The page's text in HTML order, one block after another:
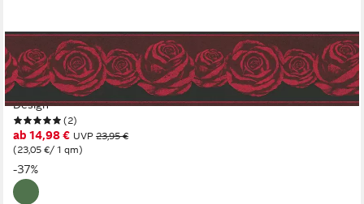
A.S. CRÉATION
Bordüre Only Borders, glatt, floral, gemustert, geblümt, Tapete
Bordüre einfarbig geometrisch Borte Wohnzimmer modern
Design
(2)
ab 14,98 € UVP 23,95 €
(23,05 €/ 1 qm)
-37%